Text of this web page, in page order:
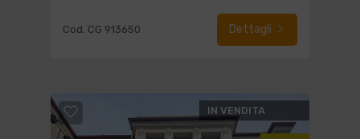
Cod. CG 913650 Dettagli
IN VENDITA